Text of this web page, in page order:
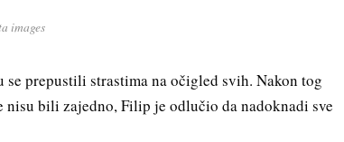
images
prepustili strastima na očigled svih. Nakon tog
bili zajedno, Filip je odlučio da nadoknadi sve